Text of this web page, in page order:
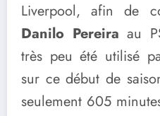
Liverpool, afin de
Danilo Pereira au
très peu été utilisé
sur ce début de
seulement 605